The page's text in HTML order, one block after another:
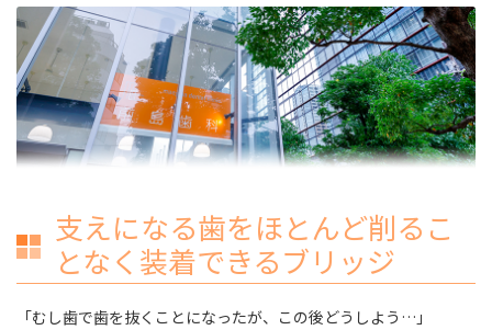
支えになる歯をほとんど削るこ
となく装着できるブリッジ
「むし歯で歯を抜くことになったが、この後どうしよう…」